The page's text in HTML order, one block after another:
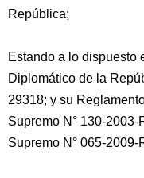
República;
Estando a lo dispuesto
Diplomático de la
29318; y su
Supremo N° 130-
Supremo N° 065-2009-